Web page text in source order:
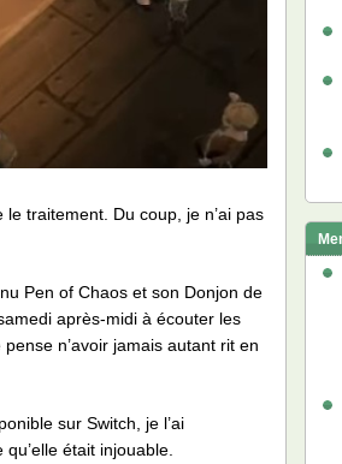
le traitement. Du coup, je n’ai pas
Pen of Chaos et son Donjon de
après-midi à écouter les
n’avoir jamais autant rit en
sur Switch, je l’ai
était injouable.